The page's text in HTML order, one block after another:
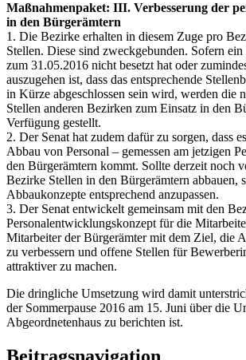
Maßnahmenpaket: III. Verbesserung der
in den Bürgerämtern
1. Die Bezirke erhalten in diesem Zuge pro
Stellen. Diese sind zweckgebunden. Sofern
zum 31.05.2016 nicht besetzt hat oder
auszugehen ist, dass das entsprechende
in Kürze abgeschlossen sein wird, werden die
Stellen anderen Bezirken zum Einsatz in den
Verfügung gestellt.
2. Der Senat hat zudem dafür zu sorgen, dass
Abbau von Personal – gemessen am jetzigen
den Bürgerämtern kommt. Sollte derzeit noch
Bezirke Stellen in den Bürgerämtern abbauen,
Abbaukonzepte entsprechend anzupassen.
3. Der Senat entwickelt gemeinsam mit den
Personalentwicklungskonzept für die
Mitarbeiter der Bürgerämter mit dem Ziel, die
zu verbessern und offene Stellen für
attraktiver zu machen.
Die dringliche Umsetzung wird damit
der Sommerpause 2016 am 15. Juni über die
Abgeordnetenhaus zu berichten ist.